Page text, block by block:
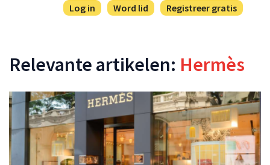
Registreer gratis
Log in
Word lid
Relevante artikelen: Hermès